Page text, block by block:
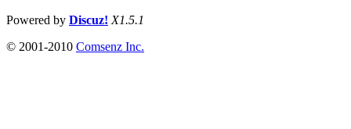
Powered by Discuz! X1.5.1
© 2001-2010 Comsenz Inc.